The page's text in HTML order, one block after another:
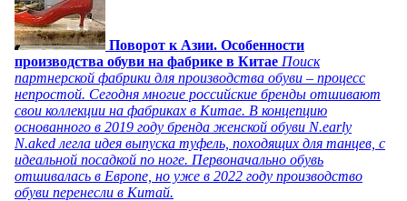
Поворот к Азии. Особенности
производства обуви на фабрике в Китае Поиск
партнерской фабрики для производства обуви – процесс
непростой. Сегодня многие российские бренды отшивают
свои коллекции на фабриках в Китае. В концепцию
основанного в 2019 году бренда женской обуви N.early
N.aked легла идея выпуска туфель, походящих для танцев, с
идеальной посадкой по ноге. Первоначально обувь
отшивалась в Европе, но уже в 2022 году производство
обуви перенесли в Китай.